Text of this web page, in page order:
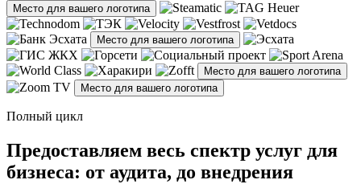
Место для вашего логотипа
Место для вашего логотипа
Место для вашего логотипа
Место для вашего логотипа
Полный цикл
Предоставляем весь спектр услуг для
бизнеса: от аудита, до внедрения